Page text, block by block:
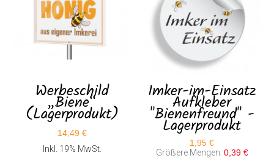
Werbeschild
„Biene“
(Lagerprodukt)
14,49 €
Inkl. 19% MwSt.
Imker-im-Einsatz
Aufkleber
"Bienenfreund" -
Lagerprodukt
1,95 €
Größere Mengen: 0,39 €